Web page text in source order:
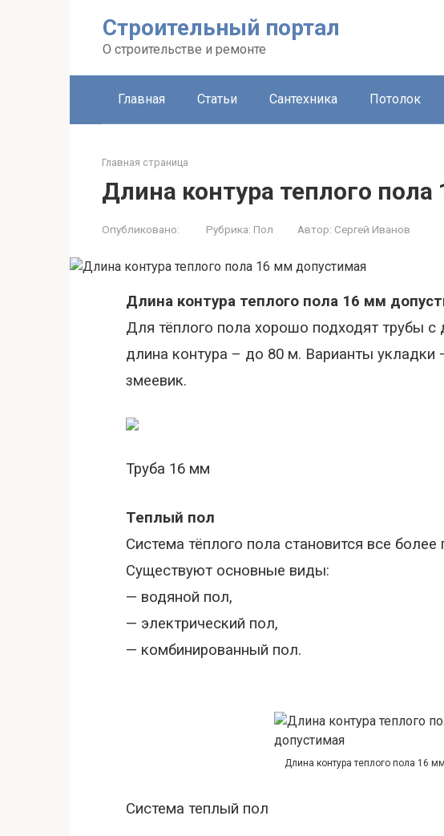
Строительный портал
О строительстве и ремонте
Главная Статьи Сантехника Потолок
Главная страница
Длина контура теплого
Опубликовано: Рубрика: Пол Автор: Сергей Иванов
Длина контура теплого пола 16 мм
Для тёплого пола хорошо подходят трубы с
длина контура – до 80 м. Варианты укладки
змеевик.
Труба 16 мм
Теплый пол
Система тёплого пола становится все более
Существуют основные виды:
— водяной пол,
— электрический пол,
— комбинированный пол.
Длина контура теплого пола 16
Система теплый пол